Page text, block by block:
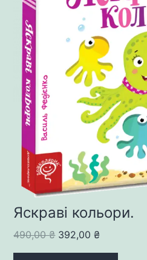
Яскраві кольори.
490,00₴ Original
price
392,00₴Current
price